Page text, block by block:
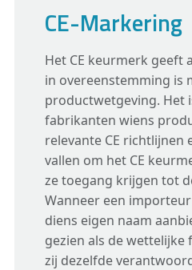
CE-Markering
Het CE keurmerk geeft
in overeenstemming is
productwetgeving. Het
fabrikanten wiens
relevante CE richtlijnen
vallen om het CE
ze toegang krijgen tot
Wanneer een
diens eigen naam
gezien als de
zij dezelfde